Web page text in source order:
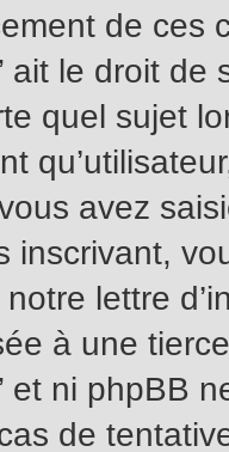
de
ait le droit de
quel sujet
avez
inscrivant,
lettre
à une
et ni phpBB
de